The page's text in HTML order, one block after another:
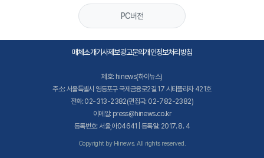
PC버전
매체소개기사제보광고문의개인정보처리방침
제호: hinews(하이뉴스)
주소: 서울특별시 영등포구 국제금융로2길 17 시티플라자 421호
전화: 02-313-2382(편집국: 02-782-2382)
이메일: press@hinews.co.kr
등록번호: 서울,아04641 | 등록일: 2017. 8. 4
Copyright by Hinews. All rights reserved.